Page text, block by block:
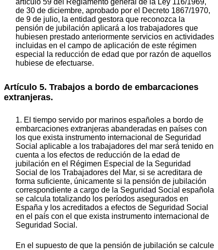
de 30 de diciembre, aprobado por el Decreto 1867/1970,
de 9 de julio, la entidad gestora que reconozca la
pensión de jubilación aplicará a los trabajadores que
hubiesen prestado anteriormente servicios en actividades
incluidas en el campo de aplicación de este régimen
especial la reducción de edad que por razón de aquellos
hubiese de efectuarse.
Artículo 5. Trabajos a bordo de embarcaciones
extranjeras.
1. El tiempo servido por marinos españoles a bordo de
embarcaciones extranjeras abanderadas en países con
los que exista instrumento internacional de Seguridad
Social aplicable a los trabajadores del mar será tenido en
cuenta a los efectos de reducción de la edad de
jubilación en el Régimen Especial de la Seguridad
Social de los Trabajadores del Mar, si se acreditara de
forma suficiente, únicamente si la pensión de jubilación
correspondiente a cargo de la Seguridad Social española
se calcula totalizando los períodos asegurados en
España y los acreditados a efectos de Seguridad Social
en el país con el que exista instrumento internacional de
Seguridad Social.
En el supuesto de que la pensión de jubilación se calcule